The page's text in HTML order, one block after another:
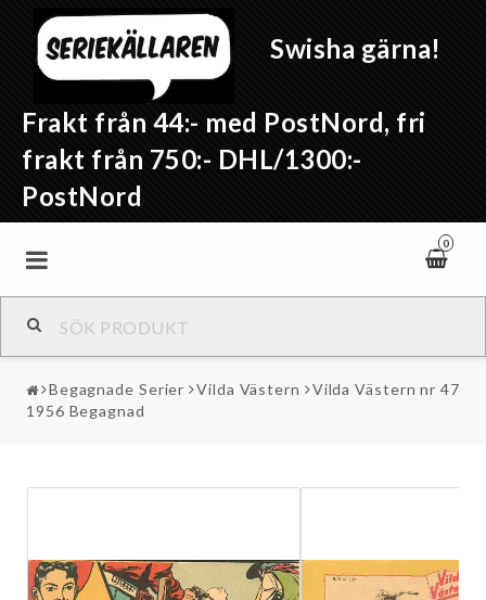
Swisha gärna!
Frakt från 44:- med PostNord, fri
frakt från 750:- DHL/1300:-
PostNord
0
Begagnade Serier Vilda Västern
Vilda Västern nr 47
1956 Begagnad